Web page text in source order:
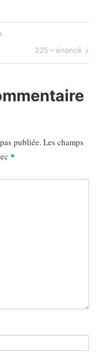
Next
Post
225 – énoncé
publiée. Les champs
*